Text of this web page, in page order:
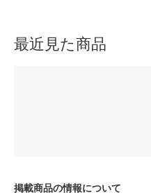
最近見た商品
掲載商品の情報について